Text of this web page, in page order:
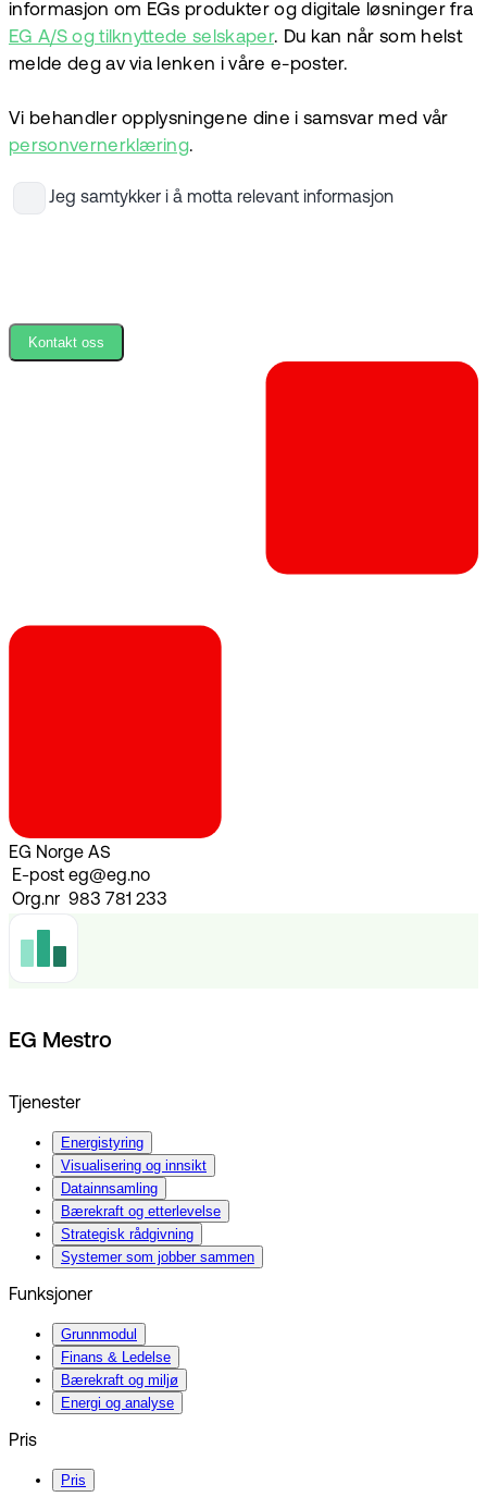
informasjon om EGs produkter og digitale løsninger fra
EG A/S og tilknyttede selskaper. Du kan når som helst
melde deg av via lenken i våre e-poster.
Vi behandler opplysningene dine i samsvar med vår
personvernerklæring.
Jeg samtykker i å motta relevant informasjon
Kontakt oss
EG Norge AS
E-post eg@eg.no
Org.nr 983 781 233
EG Mestro
Tjenester
Energistyring
Visualisering og innsikt
Datainnsamling
Bærekraft og etterlevelse
Strategisk rådgivning
Systemer som jobber sammen
Funksjoner
Grunnmodul
Finans & Ledelse
Bærekraft og miljø
Energi og analyse
Pris
Pris